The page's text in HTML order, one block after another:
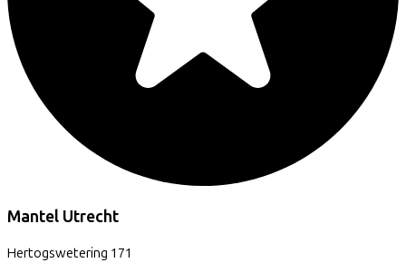
Mantel Utrecht
Hertogswetering 171